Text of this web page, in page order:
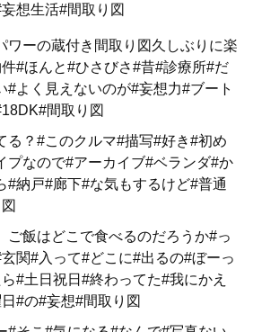
想生活#間取り図
ワーの蔵付き間取り図久しぶりに楽
件#ほんと#ひさびさ#昔#診療所#だ
#よく見えないのが#妄想力#ブート
間取り図
る？#このクルマ#描写#好き#初め
プなので#アーカイブ#ベランダ#か
#納戸#廊下#な気もするけど#普通
ご飯はどこで食べるのだろうか#っ
関#入って#どこに#出るの#ぼーっ
#土日祝日#終わってた#我にかえ
#の#妄想#間取り図